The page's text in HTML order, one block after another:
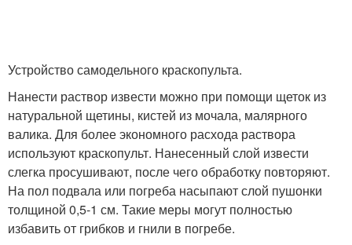
Устройство самодельного краскопульта.
Нанести раствор извести можно при помощи щеток из
натуральной щетины, кистей из мочала, малярного
валика. Для более экономного расхода раствора
используют краскопульт. Нанесенный слой извести
слегка просушивают, после чего обработку повторяют.
На пол подвала или погреба насыпают слой пушонки
толщиной 0,5-1 см. Такие меры могут полностью
избавить от грибков и гнили в погребе.